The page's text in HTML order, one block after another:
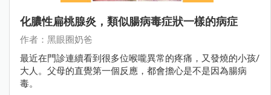
化膿性扁桃腺炎，類似腸病毒症狀一樣的病症
作者：黑眼圈奶爸
最近在門診連續看到很多位喉嚨異常的疼痛，又發燒的小孩/
大人。父母的直覺第一個反應，都會擔心是不是因為腸病
毒。